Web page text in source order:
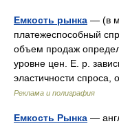
Емкость рынка — (в
платежеспособный
объем продаж
уровне цен. Е. р.
эластичности
Реклама и полиграфия
Емкость Рынка —